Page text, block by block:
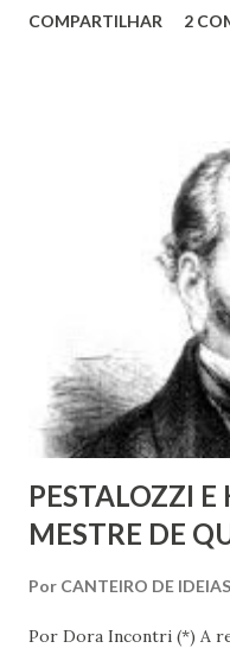
aspecto material,
onde vige pressão,
censura. E não
geral, social, de
também de segmentos
lamentavelmente, o
excluído, o que me
quando se tem algum
COMPARTILHAR 2
PESTALOZZI
MESTRE DE
Por CANTEIRO DE IDEIAS
Por Dora Incontri (*) A